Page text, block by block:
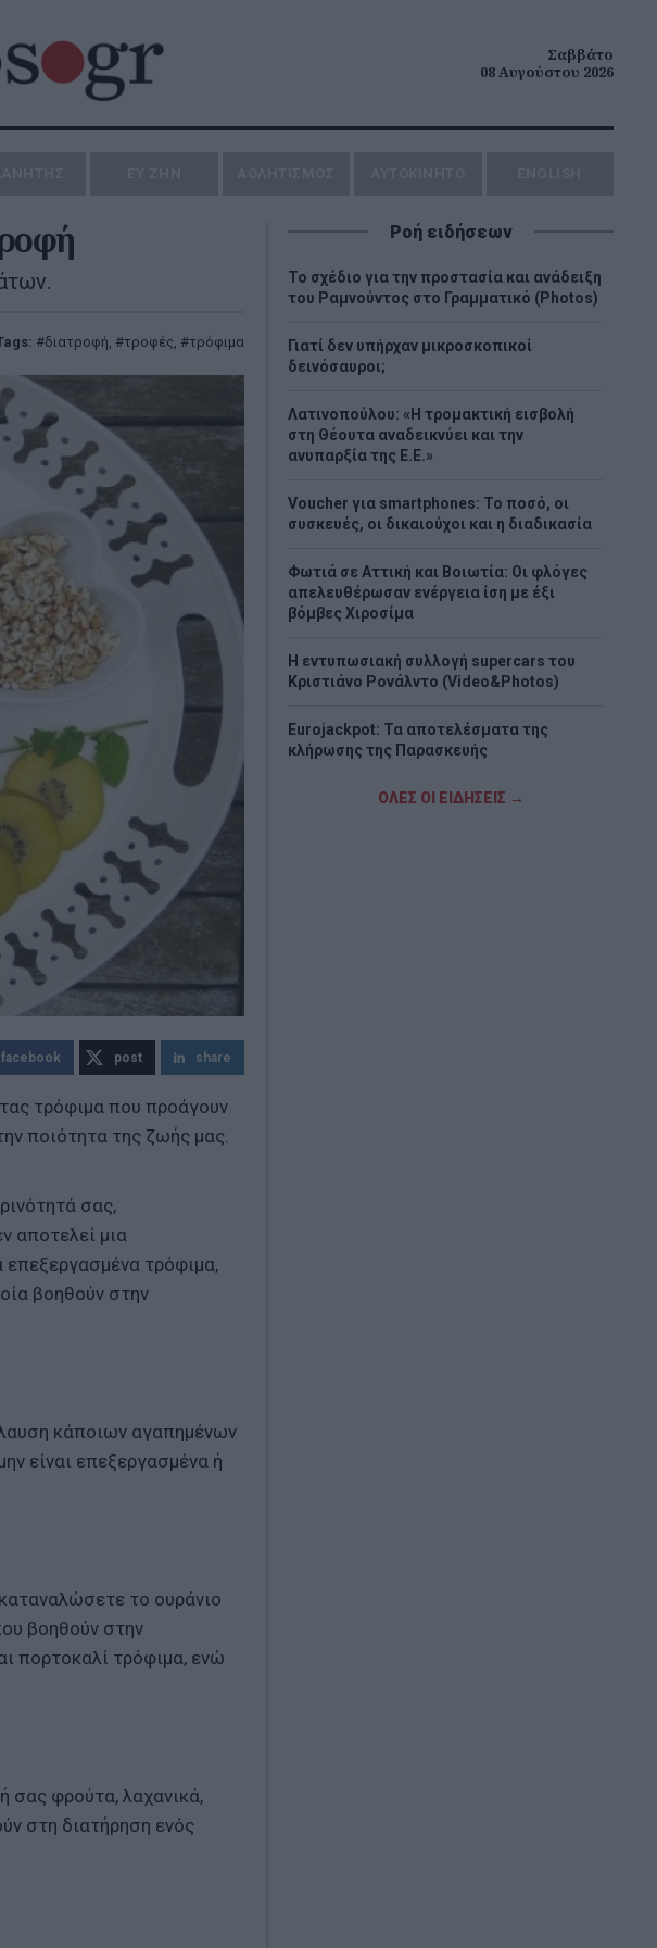
Σαββάτο
08 Αυγούστου 2026
διατροφή, τροφές, τρόφιμα
facebook post share
τρόφιμα που προάγουν
ποιότητα της ζωής μας.
σας,
αποτελεί μια
επεξεργασμένα τρόφιμα,
βοηθούν στην
κάποιων αγαπημένων
είναι επεξεργασμένα ή
το ουράνιο
βοηθούν στην
πορτοκαλί τρόφιμα, ενώ
σας φρούτα, λαχανικά,
στη διατήρηση ενός
Ροή ειδήσεων
Το σχέδιο για την προστασία και ανάδειξη
του Ραμνούντος στο Γραμματικό (Photos)
Γιατί δεν υπήρχαν μικροσκοπικοί
δεινόσαυροι;
Λατινοπούλου: «Η τρομακτική εισβολή
στη Θέουτα αναδεικνύει και την
ανυπαρξία της Ε.Ε.»
Voucher για smartphones: Το ποσό, οι
συσκευές, οι δικαιούχοι και η διαδικασία
Φωτιά σε Αττική και Βοιωτία: Οι φλόγες
απελευθέρωσαν ενέργεια ίση με έξι
βόμβες Χιροσίμα
H εντυπωσιακή συλλογή supercars του
Κριστιάνο Ρονάλντο (Video&Photos)
Eurojackpot: Τα αποτελέσματα της
κλήρωσης της Παρασκευής
Νέο σχέδιο Πούτιν «βλέπουν» οι ΗΠΑ - Το
ΟΛΕΣ ΟΙ ΕΙΔΗΣΕΙΣ →